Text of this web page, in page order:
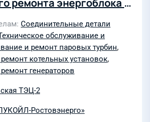
ремонта энергоблока 1
Соединительные детали
обслуживание и
и ремонт паровых турбин,
котельных установок,
генераторов
ТЭЦ-2
Ростовэнерго»